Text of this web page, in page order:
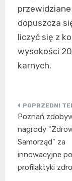
dopuszcza
liczyć się z
wysokości
karnych.
wpisu
Poznań
nagrody
Samorząd" za
innowacyjne
profilaktyki